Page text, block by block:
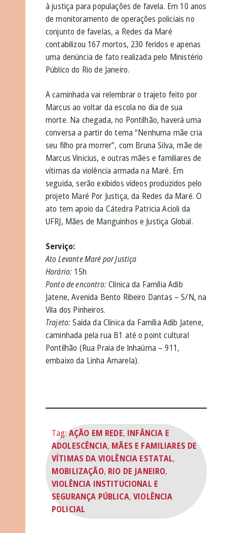
à justiça para populações de favela. Em 10 anos
de monitoramento de operações policiais no
conjunto de favelas, a Redes da Maré
contabilizou 167 mortos, 230 feridos e apenas
uma denúncia de fato realizada pelo Ministério
Público do Rio de Janeiro.
A caminhada vai relembrar o trajeto feito por
Marcus ao voltar da escola no dia de sua
morte. Na chegada, no Pontilhão, haverá uma
conversa a partir do tema “Nenhuma mãe cria
seu filho pra morrer”, com Bruna Silva, mãe de
Marcus Vinicius, e outras mães e familiares de
vítimas da violência armada na Maré. Em
seguida, serão exibidos vídeos produzidos pelo
projeto Maré Por Justiça, da Redes da Maré. O
ato tem apoio da Cátedra Patricia Acioli da
UFRJ, Mães de Manguinhos e Justiça Global.
Serviço:
Ato Levante Maré por Justiça
Horário: 15h
Ponto de encontro:Clínica da Família Adib
Jatene, Avenida Bento Ribeiro Dantas – S/N, na
Vila dos Pinheiros.
Trajeto:Saída da Clínica da Família Adib Jatene,
caminhada pela rua B1 até o point cultural
Pontilhão (Rua Praia de Inhaúma – 911,
embaixo da Linha Amarela).
Tag:AÇÃO EM REDE, INFÂNCIA E
ADOLESCÊNCIA, MÃES E FAMILIARES DE
VÍTIMAS DA VIOLÊNCIA ESTATAL,
MOBILIZAÇÃO, RIO DE JANEIRO,
VIOLÊNCIA INSTITUCIONAL E
SEGURANÇA PÚBLICA,VIOLÊNCIA
POLICIAL